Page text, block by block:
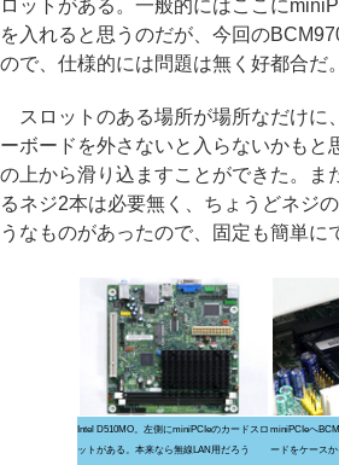
ロットがある。一般的にはここに
を入れると思うのだが、今回の
ので、仕様的には問題は無く好都合だ。
スロットのある場所が場所なだけに
ーボードを外さないと入らないかもと
の上から滑り込ますことができた。ま
るネジ2本は必要無く、ちょうどネジ
うなものがあったので、固定も簡単に
Intel D510MO。左側にminiPCIeのカードスロ
ットがある。本来なら無線LAN用だろう
miniPCIeへ
ードをケース